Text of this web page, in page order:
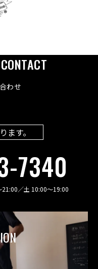
わせ
ます。
7340
21:00／土 10:00〜19:00